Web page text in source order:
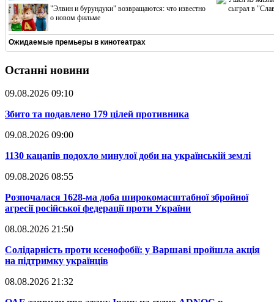
"Элвин и бурундуки" возвращаются: что известно
о новом фильме
сыграл в
Ожидаемые премьеры в кинотеатрах
Останні новини
09.08.2026 09:10
​Збито та подавлено 179 цілей противника
09.08.2026 09:00
​1130 кацапів подохло минулої доби на українській землі
09.08.2026 08:55
​Розпочалася 1628-ма доба широкомасштабної збройної
агресії російської федерації проти України
08.08.2026 21:50
​Солідарність проти ксенофобії: у Варшаві пройшла акція
на підтримку українців
08.08.2026 21:32